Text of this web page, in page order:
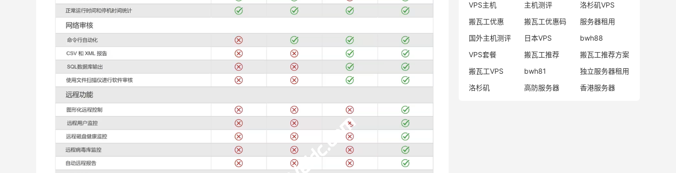
VPS主机
主机测评
洛杉矶VPS
搬瓦工优惠
搬瓦工优惠码
服务器租用
国外主机测评
日本VPS
bwh88
VPS套餐
搬瓦工推荐
搬瓦工推荐方案
搬瓦工VPS
bwh81
独立服务器租用
洛杉矶
高防服务器 香港服务器